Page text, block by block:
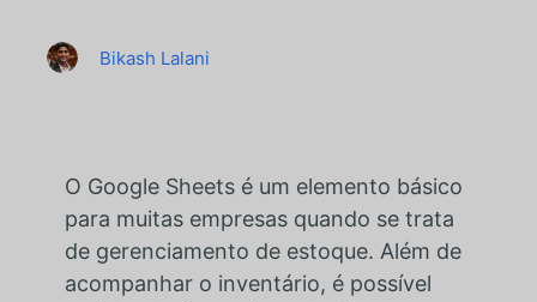
Bikash Lalani
O Google Sheets é um elemento básico
para muitas empresas quando se trata
de gerenciamento de estoque. Além de
acompanhar o inventário, é possível